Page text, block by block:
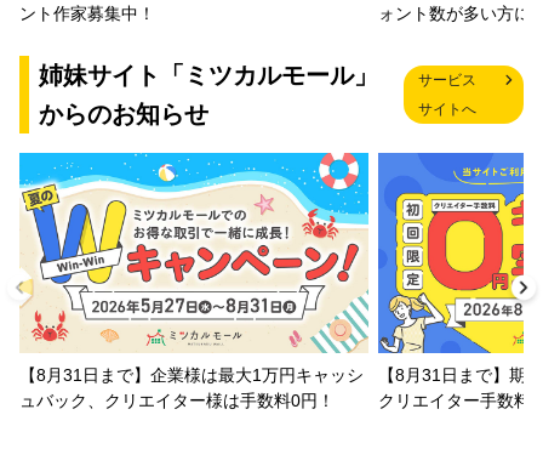
ント作家募集中！
ォント数が多い方に
姉妹サイト「ミツカルモール」
からのお知らせ
サービス
サイトへ
【8月31日まで】企業様は最大1万円キャッシ
ュバック、クリエイター様は手数料0円！
【8月31日まで】期
クリエイター手数料